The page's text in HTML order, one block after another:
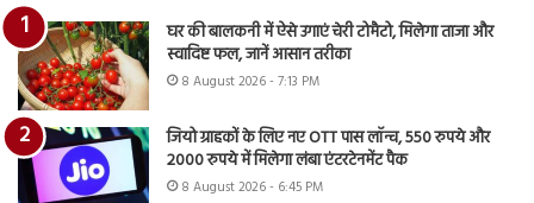
घर की बालकनी में ऐसे उगाएं चेरी टोमैटो, मिलेगा ताजा और
स्वादिष्ट फल, जानें आसान तरीका
8 August 2026 - 7:13 PM
जियो ग्राहकों के लिए नए OTT पास लॉन्च, 550 रुपये और
2000 रुपये में मिलेगा लंबा एंटरटेनमेंट पैक
8 August 2026 - 6:45 PM